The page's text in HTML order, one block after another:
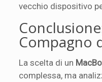
vecchio dispositivo
Compagno
La scelta di un
complessa, ma